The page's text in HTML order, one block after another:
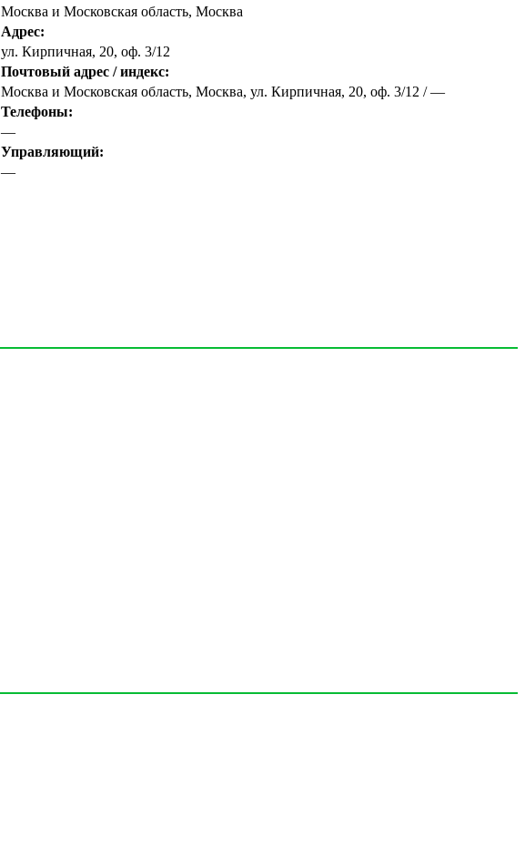
Москва и Московская область, Москва
Адрес:
ул. Кирпичная, 20, оф. 3/12
Почтовый адрес / индекс:
Москва и Московская область, Москва, ул. Кирпичная, 20, оф. 3/12 / —
Телефоны:
—
Управляющий:
—